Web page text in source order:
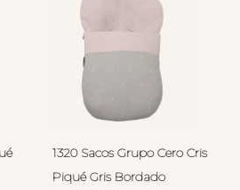
1320 Sacos Grupo Cero Cris
Piqué Gris Bordado